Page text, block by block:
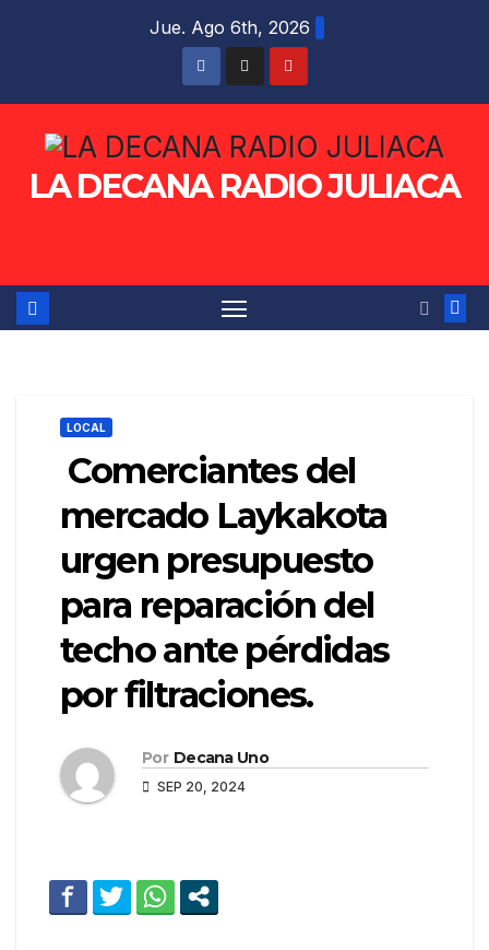
Jue. Ago 6th, 2026
LA DECANA RADIO JULIACA
LOCAL
Comerciantes del
mercado Laykakota
urgen presupuesto
para reparación del
techo ante pérdidas
por filtraciones.
Por Decana Uno
SEP 20, 2024